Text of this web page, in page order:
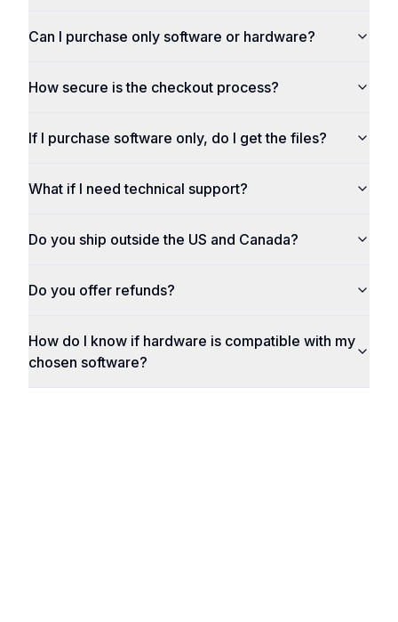
Can I purchase only software or hardware?
How secure is the checkout process?
If I purchase software only, do I get the files?
What if I need technical support?
Do you ship outside the US and Canada?
Do you offer refunds?
How do I know if hardware is compatible with my
chosen software?